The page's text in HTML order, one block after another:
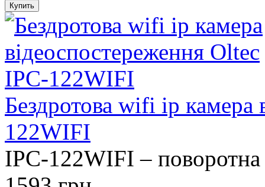
Бездротова wifi ip камера
122WIFI
IPC-122WIFI –